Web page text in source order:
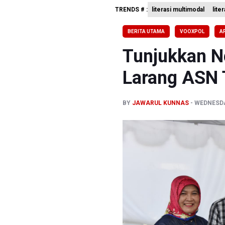
Polda
Polisi
995
TRENDS # : literasi multimodal
BERITA UTAMA VOOXPOL
Tunjukkan
Larang ASN
BY JAWARUL KUNNAS